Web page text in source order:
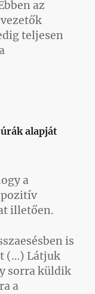
az
teljesen
alapját
a
illetően.
is
(…) Látjuk
sorra küldik
a